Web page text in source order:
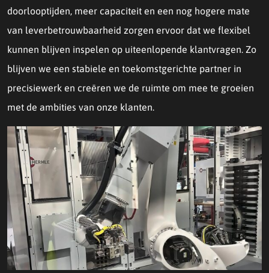
doorlooptijden, meer capaciteit en een nog hogere mate
van leverbetrouwbaarheid zorgen ervoor dat we flexibel
kunnen blijven inspelen op uiteenlopende klantvragen. Zo
blijven we een stabiele en toekomstgerichte partner in
precisiewerk en creëren we de ruimte om mee te groeien
met de ambities van onze klanten.